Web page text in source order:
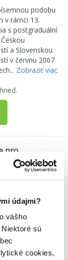
údajmi?
vášho
sú
cookies,
podobu
v rámci 13.
s postgraduální
a Slovenskou
v červnu 2007
Zobraziť viac
pro
a příbuzné
léčby, kterou
jak za účelem
za účelem
si zasluhuje,